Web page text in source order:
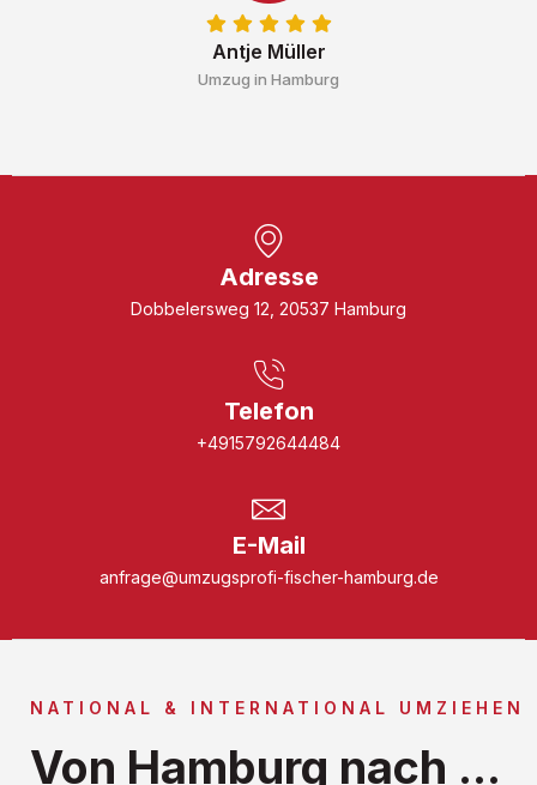
Antje Müller
Umzug in Hamburg
Adresse
Dobbelersweg 12, 20537 Hamburg
Telefon
+4915792644484
E-Mail
anfrage@umzugsprofi-fischer-hamburg.de
NATIONAL & INTERNATIONAL UMZIEHEN
Von Hamburg nach ...